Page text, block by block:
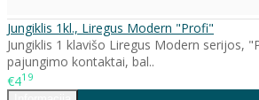
Jungiklis 1kl., Liregus Modern "Profi"
Jungiklis 1 klavišo Liregus Modern serijos,
pajungimo kontaktai, bal..
€419